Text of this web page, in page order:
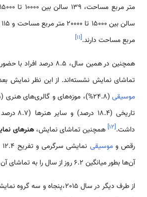
مربع مساحت دارند.[۱۱]
همچنین در همین سال، 8.5
تماشای نمایش نشسته‌اند. از این نظر نمایش
موسیقی
تاریخی
داشت.[۱۲]همچنین تماشای نمایش،هنرهای
رقص وموسیقی
آن‌ها بطور میانگین 6.2 روز از سال را به تماشای آن اختصاص داده‌اند.
از طرف دیگر در سال 2015،پنجاه